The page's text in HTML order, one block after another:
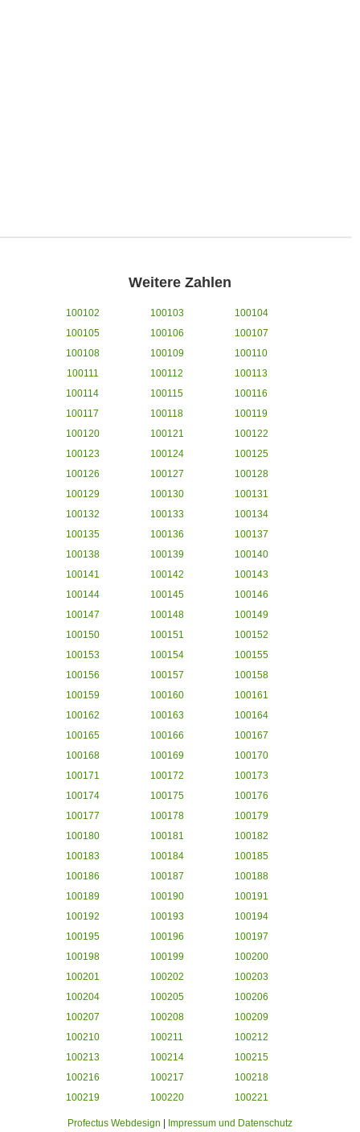
Weitere Zahlen
100102 100103
100104
100105
100106
100107
100108
100109
100110
100111
100112
100113
100114
100115
100116
100117
100118
100119
100120
100121
100122
100123
100124
100125
100126
100127
100128
100129
100130
100131
100132
100133
100134
100135
100136
100137
100138
100139
100140
100141
100142
100143
100144
100145
100146
100147
100148
100149
100150
100151
100152
100153
100154
100155
100156
100157
100158
100159
100160
100161
100162
100163
100164
100165
100166
100167
100168
100169
100170
100171
100172
100173
100174
100175
100176
100177
100178
100179
100180
100181
100182
100183
100184
100185
100186
100187
100188
100189
100190
100191
100192
100193
100194
100195
100196
100197
100198
100199
100200
100201
100202
100203
100204
100205
100206
100207
100208
100209
100210
100211
100212
100213
100214
100215
100216
100217
100218
100219
100220 100221
Profectus Webdesign Impressum und Datenschutz